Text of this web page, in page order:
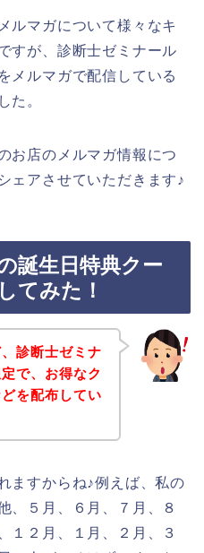
ルマガについて様々なキ
すが、診断士ゼミナール
メルマガで配信している
た。
お店のメルマガ情報につ
ェアさせていただきます♪
誕生日特典クー
てみた！
診断士ゼミナ
で、お得なク
を配布してい
ますからね♪例えば、私の
、５月、６月、７月、８
１２月、１月、２月、３